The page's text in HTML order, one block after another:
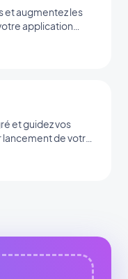
et augmentez les
application
et guidez vos
de votre